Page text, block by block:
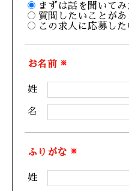
まずは話を聞いてみ
質問したいことがあ
この求人に応募した
お名前 ※
姓
名
ふりがな ※
姓